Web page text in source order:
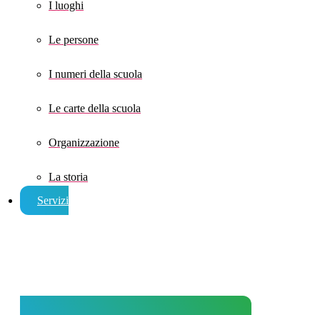
I luoghi
Le persone
I numeri della scuola
Le carte della scuola
Organizzazione
La storia
Servizi